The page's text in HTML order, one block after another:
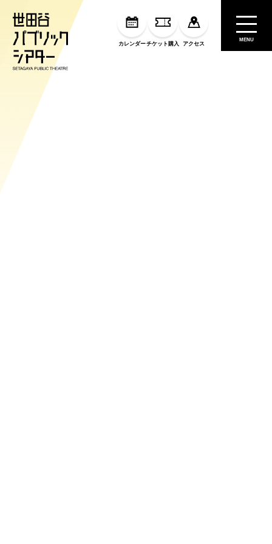
カレンダーチケット購入 アクセス
MENU